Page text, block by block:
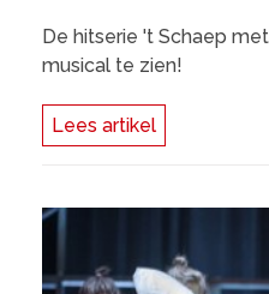
De hitserie 't Schaep
musical te zien!
Lees artikel